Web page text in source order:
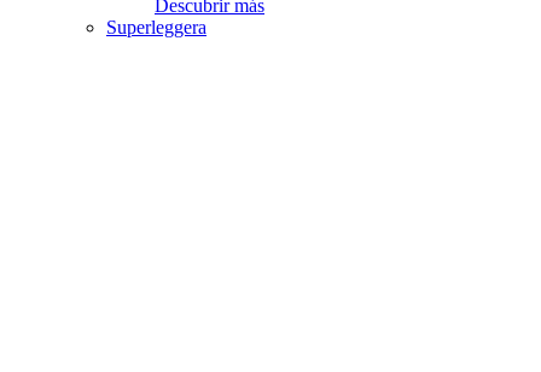
Descubrir más
Superleggera